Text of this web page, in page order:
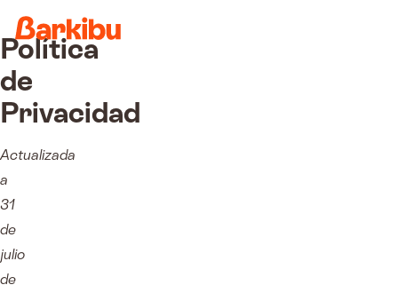
Política
de
Privacidad
Actualizada
a
31
de
julio
de